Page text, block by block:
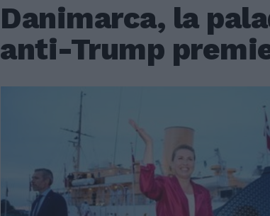
Danimarca, la
anti-Trump